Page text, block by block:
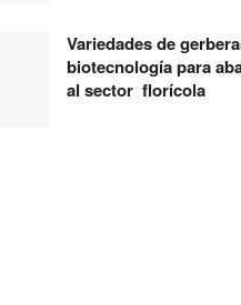
Variedades de
biotecnología para
al sector florícola